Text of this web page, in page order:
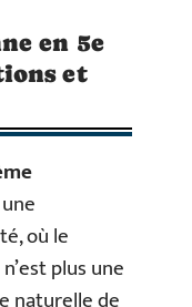
en 5e
et
où le
n’est plus une